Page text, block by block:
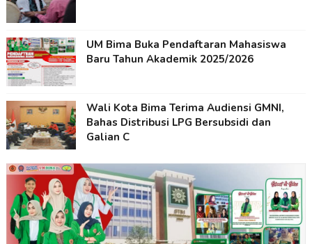
UM Bima Buka Pendaftaran Mahasiswa
Baru Tahun Akademik 2025/2026
Wali Kota Bima Terima Audiensi GMNI,
Bahas Distribusi LPG Bersubsidi dan
Galian C